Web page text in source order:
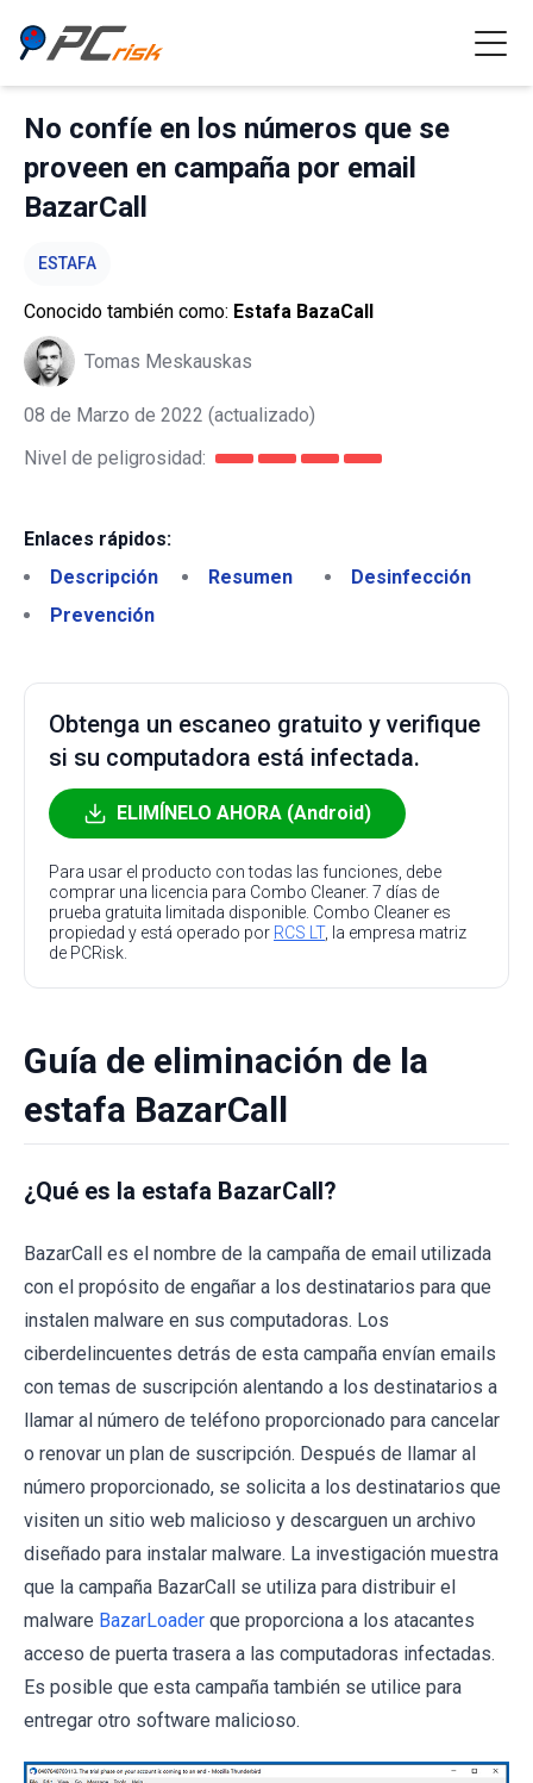
No confíe en los números que se
proveen en campaña por email
BazarCall
ESTAFA
Conocido también como: Estafa BazaCall
Tomas Meskauskas
08 de Marzo de 2022 (actualizado)
Nivel de peligrosidad:
Enlaces rápidos:
Descripción
Resumen
Desinfección
Prevención
Obtenga un escaneo gratuito y verifique
si su computadora está infectada.
ELIMÍNELO AHORA (Android)
Para usar el producto con todas las funciones, debe
comprar una licencia para Combo Cleaner. 7 días de
prueba gratuita limitada disponible. Combo Cleaner es
propiedad y está operado por RCS LT, la empresa matriz
de PCRisk.
Guía de eliminación de la
estafa BazarCall
¿Qué es la estafa BazarCall?
BazarCall es el nombre de la campaña de email utilizada
con el propósito de engañar a los destinatarios para que
instalen malware en sus computadoras. Los
ciberdelincuentes detrás de esta campaña envían emails
con temas de suscripción alentando a los destinatarios a
llamar al número de teléfono proporcionado para cancelar
o renovar un plan de suscripción. Después de llamar al
número proporcionado, se solicita a los destinatarios que
visiten un sitio web malicioso y descarguen un archivo
diseñado para instalar malware. La investigación muestra
que la campaña BazarCall se utiliza para distribuir el
malware BazarLoader que proporciona a los atacantes
acceso de puerta trasera a las computadoras infectadas.
Es posible que esta campaña también se utilice para
entregar otro software malicioso.